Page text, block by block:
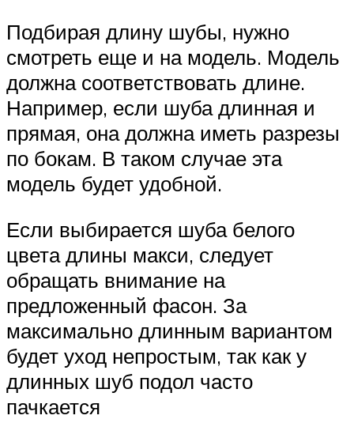
Подбирая длину шубы, нужно
смотреть еще и на модель. Модель
должна соответствовать длине.
Например, если шуба длинная и
прямая, она должна иметь разрезы
по бокам. В таком случае эта
модель будет удобной.
Если выбирается шуба белого
цвета длины макси, следует
обращать внимание на
предложенный фасон. За
максимально длинным вариантом
будет уход непростым, так как у
длинных шуб подол часто
пачкается